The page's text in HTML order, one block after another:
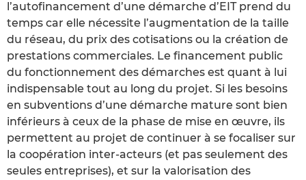
l’autofinancement d’une démarche d’EIT prend du
temps car elle nécessite l’augmentation de la taille
du réseau, du prix des cotisations ou la création de
prestations commerciales. Le financement public
du fonctionnement des démarches est quant à lui
indispensable tout au long du projet. Si les besoins
en subventions d’une démarche mature sont bien
inférieurs à ceux de la phase de mise en œuvre, ils
permettent au projet de continuer à se focaliser sur
la coopération inter-acteurs (et pas seulement des
seules entreprises), et sur la valorisation des